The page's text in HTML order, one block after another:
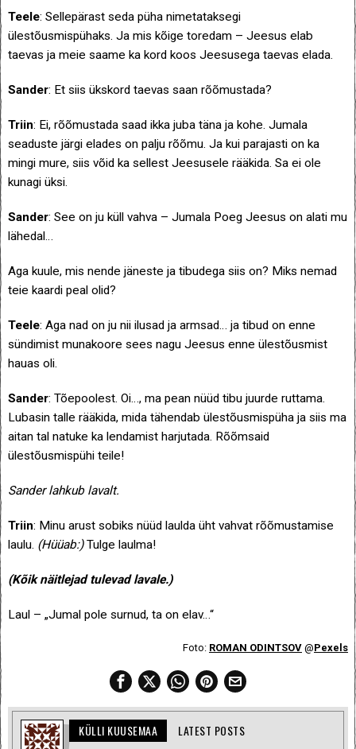
Teele: Sellepärast seda püha nimetataksegi
ülestõusmispühaks. Ja mis kõige toredam – Jeesus elab
taevas ja meie saame ka kord koos Jeesusega taevas elada.
Sander: Et siis ükskord taevas saan rõõmustada?
Triin: Ei, rõõmustada saad ikka juba täna ja kohe. Jumala
seaduste järgi elades on palju rõõmu. Ja kui parajasti on ka
mingi mure, siis võid ka sellest Jeesusele rääkida. Sa ei ole
kunagi üksi.
Sander: See on ju küll vahva – Jumala Poeg Jeesus on alati mu
lähedal…
Aga kuule, mis nende jäneste ja tibudega siis on? Miks nemad
teie kaardi peal olid?
Teele: Aga nad on ju nii ilusad ja armsad… ja tibud on enne
sündimist munakoore sees nagu Jeesus enne ülestõusmist
hauas oli.
Sander: Tõepoolest. Oi…, ma pean nüüd tibu juurde ruttama.
Lubasin talle rääkida, mida tähendab ülestõusmispüha ja siis ma
aitan tal natuke ka lendamist harjutada. Rõõmsaid
ülestõusmispühi teile!
Sander lahkub lavalt.
Triin: Minu arust sobiks nüüd laulda üht vahvat rõõmustamise
laulu. (Hüüab:)Tulge laulma!
(Kõik näitlejad tulevad lavale.)
Laul – „Jumal pole surnud, ta on elav…“
Foto: ROMAN ODINTSOV @Pexels
KÜLLI KUUSEMAA LATEST POSTS